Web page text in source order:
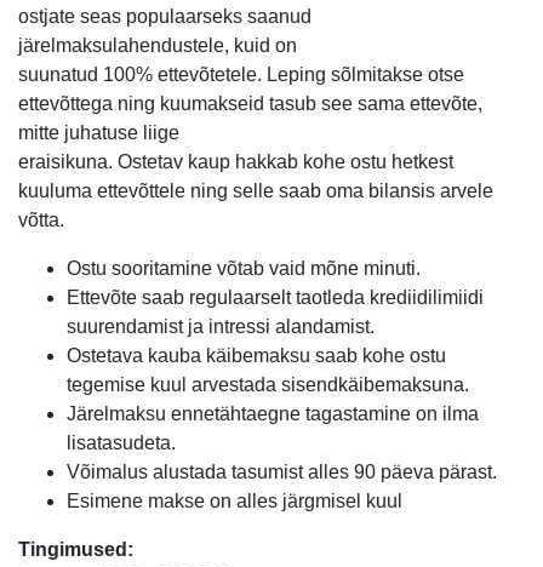
ostjate seas populaarseks saanud
järelmaksulahendustele, kuid on
suunatud 100% ettevõtetele. Leping sõlmitakse otse
ettevõttega ning kuumakseid tasub see sama ettevõte,
mitte juhatuse liige
eraisikuna. Ostetav kaup hakkab kohe ostu hetkest
kuuluma ettevõttele ning selle saab oma bilansis arvele
võtta.
Ostu sooritamine võtab vaid mõne minuti.
Ettevõte saab regulaarselt taotleda krediidilimiidi
suurendamist ja intressi alandamist.
Ostetava kauba käibemaksu saab kohe ostu
tegemise kuul arvestada sisendkäibemaksuna.
Järelmaksu ennetähtaegne tagastamine on ilma
lisatasudeta.
Võimalus alustada tasumist alles 90 päeva pärast.
Esimene makse on alles järgmisel kuul
Tingimused: